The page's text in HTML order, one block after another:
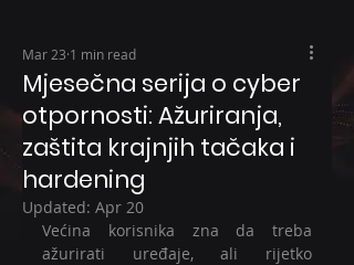
Mjesečna serija o cyber
otpornosti: Ažuriranja,
zaštita krajnjih tačaka i
hardening
Mar 23 1 min read
Updated: Apr 20
Većina korisnika zna da treba
ažurirati uređaje, ali rijetko